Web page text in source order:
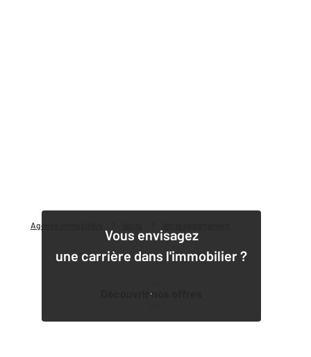
Agence immobilière
Vous envisagez
une carrière dans l'immobilier ?
Découvrir nos offres